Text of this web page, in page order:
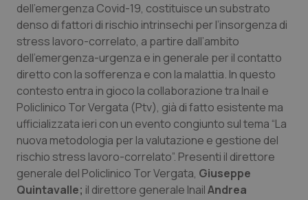
Friuli Venezia Giulia
Lazio
Liguria
Lombardia
Marche
Dermatite Atopica
Diabete & glucometri
Disturbi dell’umore
Dolore
Donna & Salute
dell’emergenza Covid-19, costituisce un substrato
denso di fattori di rischio intrinsechi per l’insorgenza di
stress lavoro-correlato, a partire dall’ambito
dell’emergenza-urgenza e in generale per il contatto
diretto con la sofferenza e con la malattia. In questo
contesto entra in gioco la collaborazione tra Inail e
Policlinico Tor Vergata (Ptv), già di fatto esistente ma
ufficializzata ieri con un evento congiunto sul tema “La
nuova metodologia per la valutazione e gestione del
rischio stress lavoro-correlato”. Presenti il direttore
generale del Policlinico Tor Vergata, Giuseppe
Quintavalle; il direttore generale InailAndrea